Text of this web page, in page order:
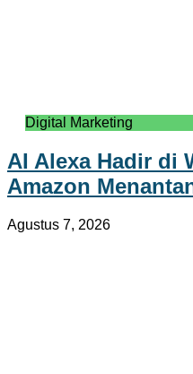
Digital Marketing
AI Alexa Hadir di
Amazon
Agustus 7, 2026